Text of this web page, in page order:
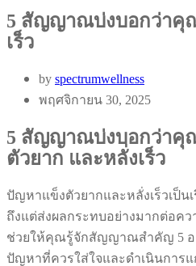
5 สัญญาณบ่งบอกว่าคุ
เร็ว
by spectrumwellness
พฤศจิกายน 30, 2025
5 สัญญาณบ่งบอกว่าคุ
ตัวยาก และหลั่งเร็ว
ปัญหาแข็งตัวยากและหลั่งเร็วเป็
ถึงแต่ส่งผลกระทบอย่างมากต่อค
ช่วยให้คุณรู้จักสัญญาณสำคัญ 5 อย่
ปัญหาที่ควรใส่ใจและดำเนินการแ